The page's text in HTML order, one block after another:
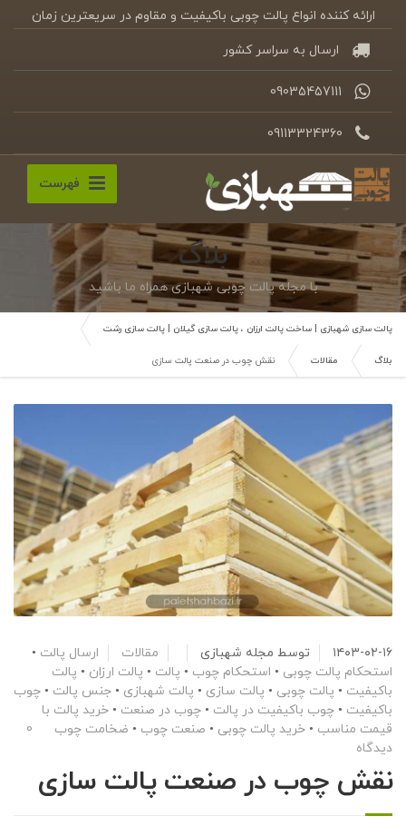
ارائه کننده انواع پالت چوبی باکیفیت و مقاوم در سریعترین زمان
ارسال به سراسر کشور
09035457111
09113324360
فهرست
بلاگ
با مجله پالت چوبی شهبازی همراه ما باشید
پالت سازی شهبازی | ساخت پالت ارزان ، پالت سازی گیلان | پالت سازی رشت
بلاگ مقالات نقش چوب در صنعت پالت سازی
۱۴۰۳-۰۲-۱۶ توسط مجله شهبازی مقالات ارسال پالت •
استحکام پالت چوبی • استحکام چوب • پالت • پالت ارزان • پالت
باکیفیت • پالت چوبی • پالت سازی • پالت شهبازی • جنس پالت • چوب
باکیفیت • چوب باکیفیت در پالت • چوب در صنعت • خرید پالت با
قیمت مناسب • خرید پالت چوبی • صنعت چوب • ضخامت چوب
0
دیدگاه
نقش چوب در صنعت پالت سازی